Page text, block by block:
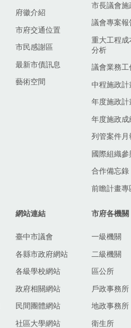
府徽介紹
市府交通位置
市民感謝區
最新市債訊息
藝術空間
市長議會施
議會專案報
重大工程成
分析
議會業務工
中程施政計
年度施政計
年度施政成
列管案件月
國際組織參
合作備忘錄
前瞻計畫專
網站連結
臺中市議會
各縣市政府網站
各級學校網站
政府相關網站
民間團體網站
社區大學網站
市府各機關
一級機關
二級機關
區公所
戶政事務所
地政事務所
衛生所